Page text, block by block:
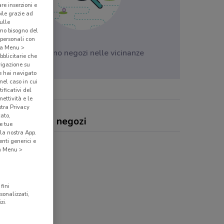
Non ci sono negozi nelle vicinanze
offerte e negozi
inserzioni e
grazie ad
bisogno del
con
Menu >
che
su
hai navigato
caso in cui
del
e le
Privacy
tue
nostra App.
generici e
Menu >
fini